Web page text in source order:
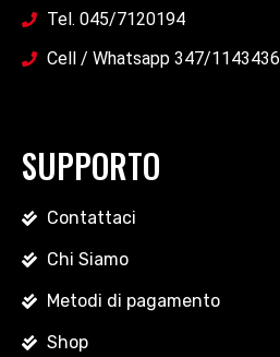
Tel. 045/7120194
Cell / Whatsapp 347/1143436
SUPPORTO
Contattaci
Chi Siamo
Metodi di pagamento
Shop